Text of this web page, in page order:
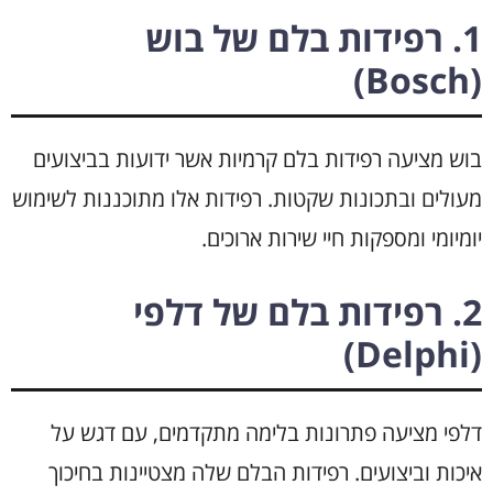
1. רפידות בלם של בוש
(Bosch)
בוש מציעה רפידות בלם קרמיות אשר ידועות בביצועים
מעולים ובתכונות שקטות. רפידות אלו מתוכננות לשימוש
יומיומי ומספקות חיי שירות ארוכים.
2. רפידות בלם של דלפי
(Delphi)
דלפי מציעה פתרונות בלימה מתקדמים, עם דגש על
איכות וביצועים. רפידות הבלם שלה מצטיינות בחיכוך